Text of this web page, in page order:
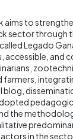
aims to
sector through
Legado
and
farmers,
blog,
the
in the